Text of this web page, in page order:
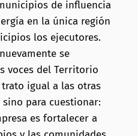
de influencia
en la única región
los ejecutores.
se
voces del Territorio
igual a las otras
para cuestionar:
es fortalecer a